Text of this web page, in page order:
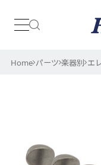
日本
Home パーツ 楽器別 エ